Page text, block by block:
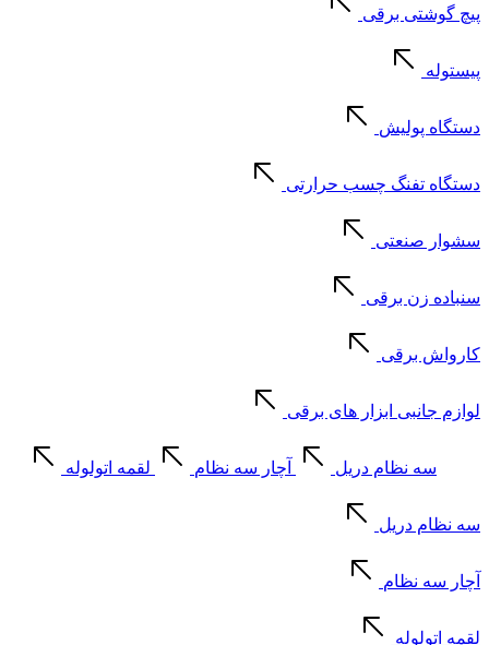
پیچ گوشتی برقی
پیستوله
دستگاه پولیش
دستگاه تفنگ چسب حرارتی
سشوار صنعتی
سنباده زن برقی
کارواش برقی
لوازم جانبی ابزار های برقی
سه نظام دریل آچار سه نظام لقمه اتولوله
سه نظام دریل
آچار سه نظام
لقمه اتولوله